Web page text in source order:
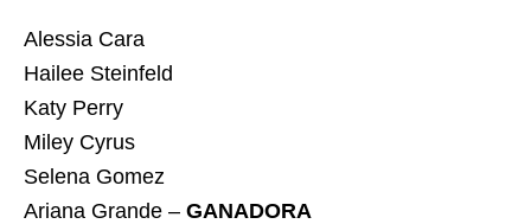
Alessia Cara
Hailee Steinfeld
Katy Perry
Miley Cyrus
Selena Gomez
Ariana Grande – GANADORA